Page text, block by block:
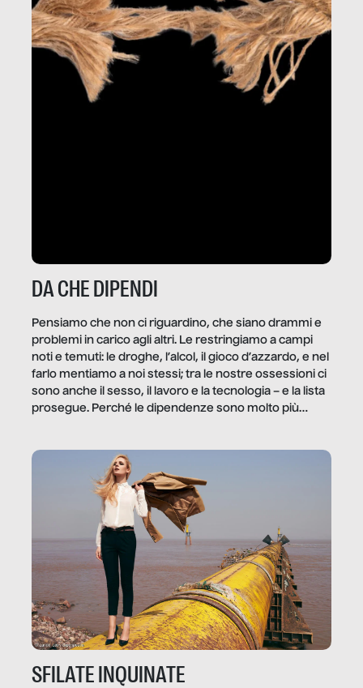
DA CHE DIPENDI
Pensiamo che non ci riguardino, che siano drammi e
problemi in carico agli altri. Le restringiamo a campi
noti e temuti: le droghe, l’alcol, il gioco d’azzardo, e nel
farlo mentiamo a noi stessi; tra le nostre ossessioni ci
sono anche il sesso, il lavoro e la tecnologia – e la lista
prosegue. Perché le dipendenze sono molto più
trae un guadagno. In questo reportage vediamo
quale e come.
SFILATE INQUINATE